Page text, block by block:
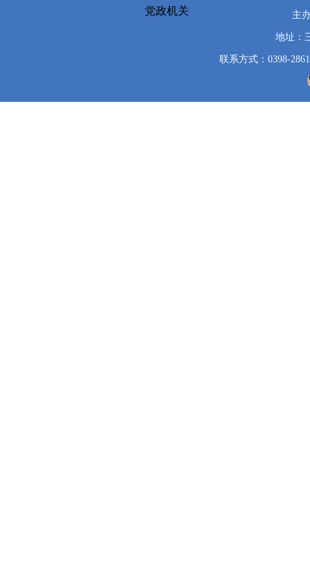
党政机关 主
地址：
联系方式：0398-